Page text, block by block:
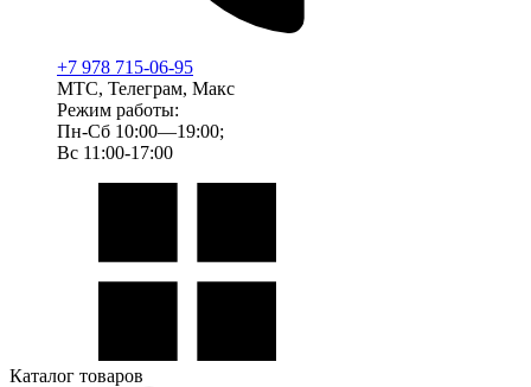
+7 978 715-06-95
МТС, Телеграм, Макс
Режим работы:
Пн-Сб 10:00—19:00;
Вс 11:00-17:00
Каталог товаров